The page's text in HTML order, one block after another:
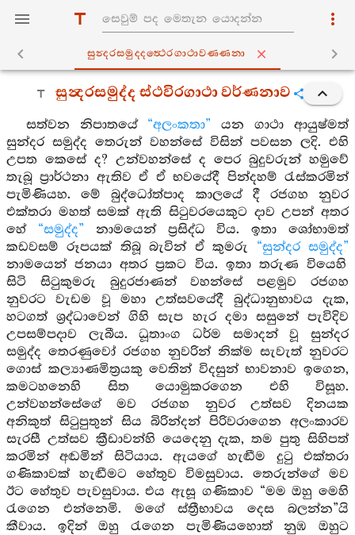
සුන්‍දරසමුද‍්දත්‍ථෙරගාථාවණ‍්ණනා
සුන්‍දරසමුද්ද ස්ථවිරගාථා වර්ණනාව
සත්වන නිපාතයේ “අලංකතා” යන ගාථා ආයුෂ්මත්
සුන්දර සමුද්ද තෙරුන් වහන්සේ විසින් පවසන ලදි. එහි
උපත කෙසේ ද? උන්වහන්සේ ද පෙර බුදුවරුන් හමුවේ
තැබූ ප්‍රාර්ථනා ඇතිව ඒ ඒ භවයේදී පින්දහම් රැස්කරමින්
පැමිණියහ. මේ බුද්ධෝත්පාද කාලයේ දී රජගහ නුවර
එක්තරා මහත් සමක් ඇති සිටුවරයෙකුට දාව උපන් අතර
හේ “සමුද්ද” නාමයෙන් ප්‍රසිද්ධ විය. ඉතා ශෝභාමත්
කඩවසම් රූපයක් තිබූ බැවින් ඒ කුමරු “සුන්දර සමුද්ද”
නාමයෙන් ජනයා අතර ප්‍රකට විය. ඉතා තරුණ වියෙහි
සිටි සිටුකුමරු බුදුරජාණන් වහන්සේ පළමුව රජගහ
නුවරට වැඩම වූ මහා උත්සවයේදී බුද්ධානුභාවය දැක,
හටගත් ශ්‍රද්ධාවෙන් ගිහි සැප හැර දමා සසුනේ පැවිදිව
උපසම්පදාව ලැබීය. ධූතාංග ධර්ම සමාදන් වූ සුන්දර
සමුද්ද තෙරණුවෝ රජගහ නුවරින් නික්ම සැවැත් නුවරට
ගොස් කල්‍යාණමිත්‍රයකු වෙතින් විදසුන් භාවනාව ඉගෙන,
කමටහනෙහි සිත යොමුකරගෙන එහි විසූහ.
උන්වහන්සේගේ මව රජගහ නුවර උත්සව දිනයක
අනිකුත් සිටුපුතුන් සිය බිරින්දන් පිරිවරාගෙන අලංකාරව
සැරසී උත්සව ක්‍රීඩාවන්හි යෙදෙනු දැක, තම පුතු සිහිපත්
කරමින් අඬමින් සිටියාය. ඇයගේ හැඬීම දුටු එක්තරා
ගණිකාවක් හැඬීමට හේතුව විමසුවාය. තෙරුන්ගේ මව
ඊට හේතුව පැවසුවාය. එය ඇසූ ගණිකාව “මම ඔහු මෙහි
රැගෙන එන්නෙමි. මගේ ස්ත්‍රීභාවය දෙස බලන්න”යි
කීවාය. ඉදින් ඔහු රැගෙන පැමිණියහොත් නුඹ ඔහුට